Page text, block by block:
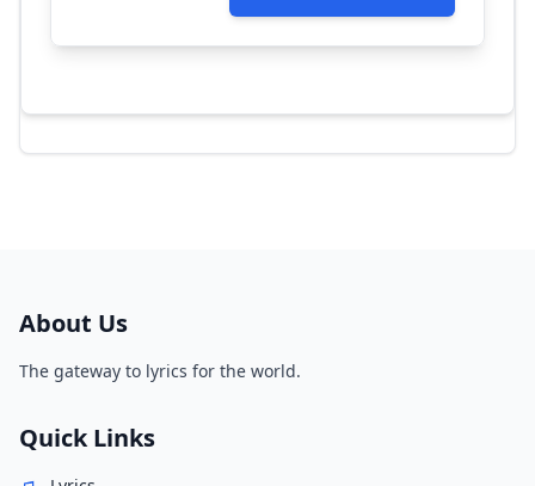
About Us
The gateway to lyrics for the world.
Quick Links